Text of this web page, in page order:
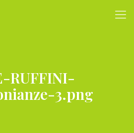
RUFFINI-
3.png